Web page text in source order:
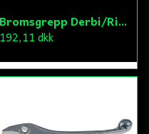
Bromsgrepp Derbi/Rieju/HM
192,11 dkk